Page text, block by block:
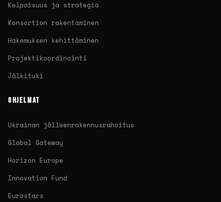
Kelpoisuus ja strategia
Konsortion rakentaminen
Hakemuksen kehittäminen
Projektikoordinointi
Jälkituki
OHJELMAT
Ukrainan jälleenrakennusrahoitus
Global Gateway
Horizon Europe
Innovation Fund
Eurostars